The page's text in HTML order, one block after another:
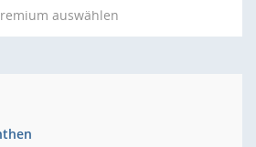
auswählen